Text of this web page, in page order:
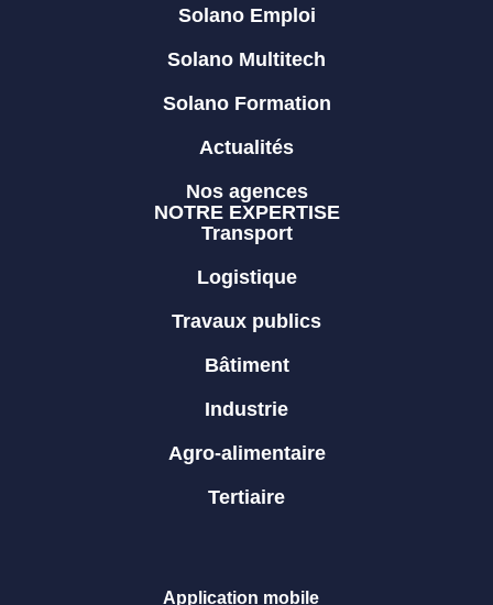
Solano Emploi
Solano Multitech
Solano Formation
Actualités
Nos agences
NOTRE EXPERTISE
Transport
Logistique
Travaux publics
Bâtiment
Industrie
Agro-alimentaire
Tertiaire
Application mobile